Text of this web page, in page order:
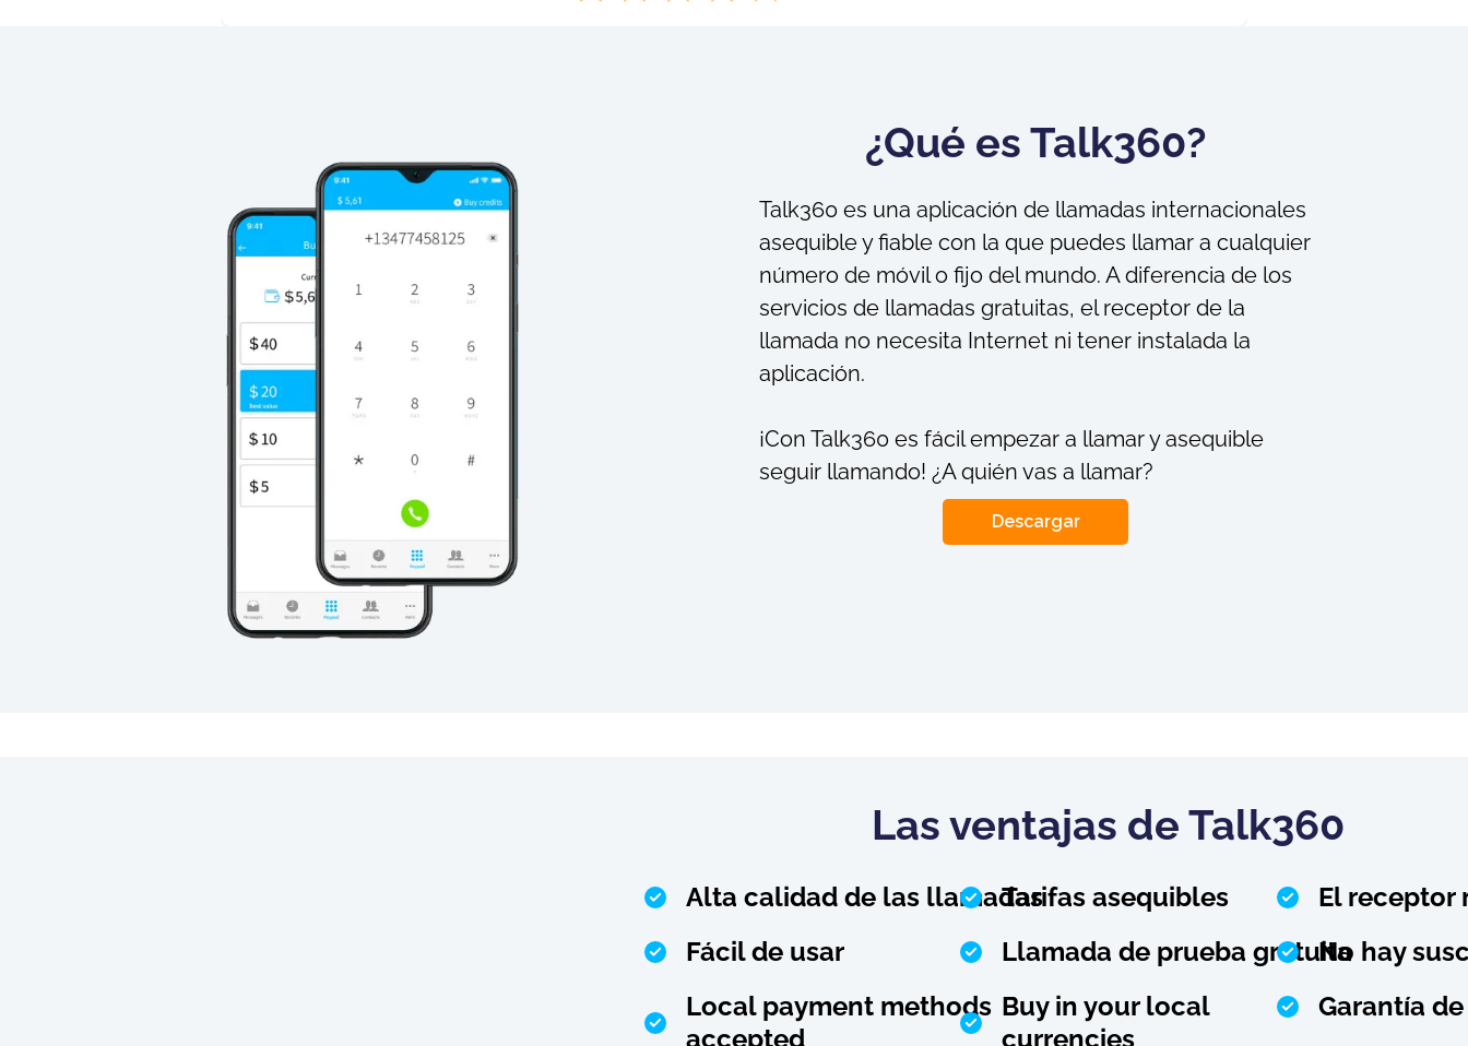
¿Qué es Talk360?
Talk360 es una aplicación de llamadas internacionales
asequible y fiable con la que puedes llamar a cualquier
número de móvil o fijo del mundo. A diferencia de los
servicios de llamadas gratuitas, el receptor de la
llamada no necesita Internet ni tener instalada la
aplicación.
¡Con Talk360 es fácil empezar a llamar y asequible
seguir llamando! ¿A quién vas a llamar?
Descargar
Las ventajas de Talk360
Alta calidad de las llamadasTarifas asequibles
El receptor
Fácil de usar
Llamada de prueba gratuitaNo hay
Local payment methods
accepted
Buy in your local
currencies
Garantía